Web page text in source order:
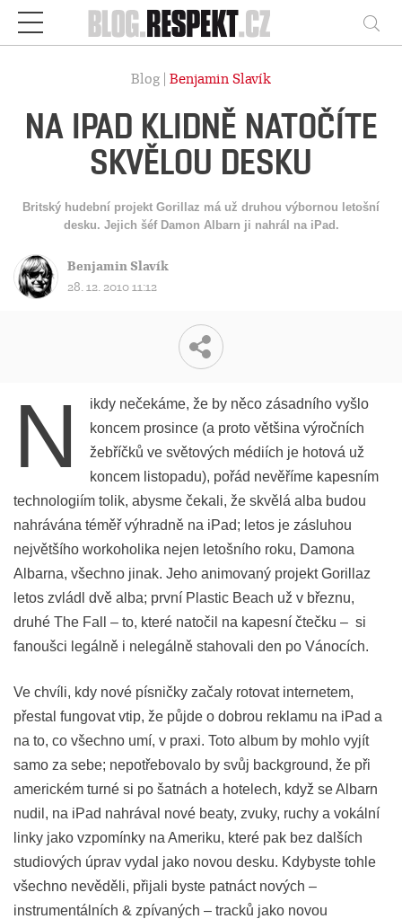
Respekt
Blog | Benjamin Slavík
NA IPAD KLIDNĚ NATOČÍTE
SKVĚLOU DESKU
Britský hudební projekt Gorillaz má už druhou výbornou letošní
desku. Jejich šéf Damon Albarn ji nahrál na iPad.
Benjamin Slavík
28. 12. 2010 11:12
N
ikdy nečekáme, že by něco zásadního vyšlo
koncem prosince (a proto většina výročních
žebříčků ve světových médiích je hotová už
koncem listopadu), pořád nevěříme kapesním
technologiím tolik, abysme čekali, že skvělá alba budou
nahrávána téměř výhradně na iPad; letos je zásluhou
největšího workoholika nejen letošního roku, Damona
Albarna, všechno jinak. Jeho animovaný projekt Gorillaz
letos zvládl dvě alba; první Plastic Beach už v březnu,
druhé The Fall – to, které natočil na kapesní čtečku – si
fanoušci legálně i nelegálně stahovali den po Vánocích.
Ve chvíli, kdy nové písničky začaly rotovat internetem,
přestal fungovat vtip, že půjde o dobrou reklamu na iPad a
na to, co všechno umí, v praxi. Toto album by mohlo vyjít
samo za sebe; nepotřebovalo by svůj background, že při
americkém turné si po šatnách a hotelech, když se Albarn
nudil, na iPad nahrával nové beaty, zvuky, ruchy a vokální
linky jako vzpomínky na Ameriku, které pak bez dalších
studiových úprav vydal jako novou desku. Kdybyste tohle
všechno nevěděli, přijali byste patnáct nových –
instrumentálních & zpívaných – tracků jako novou